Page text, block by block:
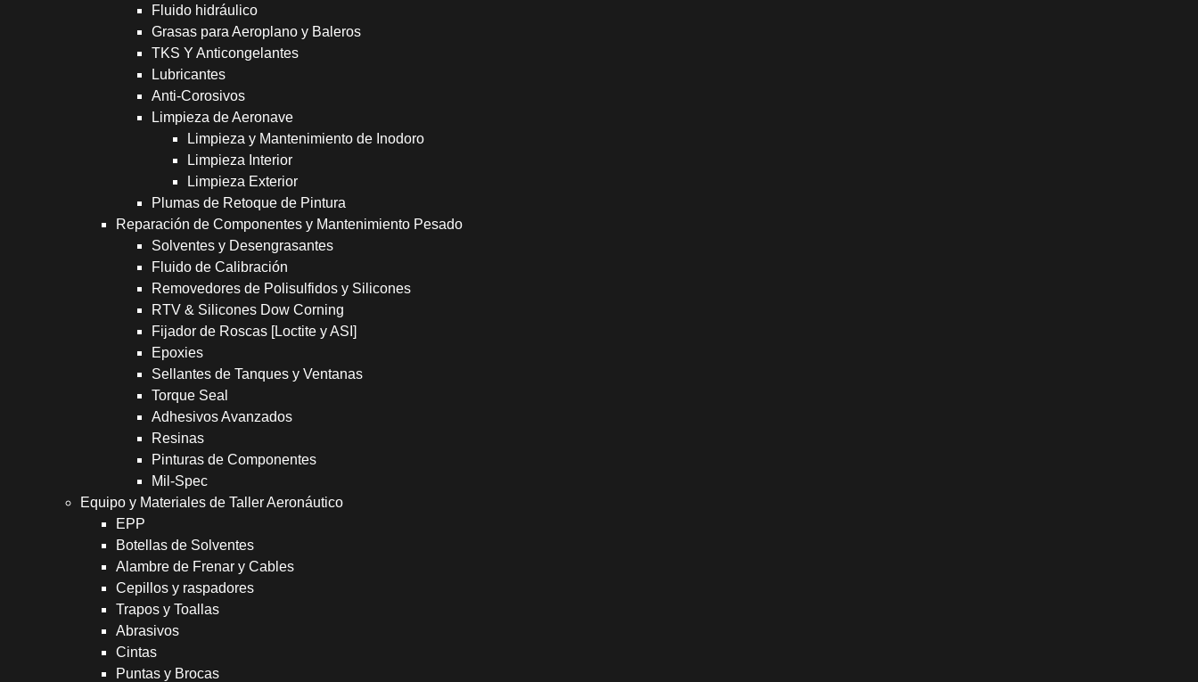
Fluido hidráulico
Grasas para Aeroplano y Baleros
TKS Y Anticongelantes
Lubricantes
Anti-Corosivos
Limpieza de Aeronave
Limpieza y Mantenimiento de Inodoro
Limpieza Interior
Limpieza Exterior
Plumas de Retoque de Pintura
Reparación de Componentes y Mantenimiento Pesado
Solventes y Desengrasantes
Fluido de Calibración
Removedores de Polisulfidos y Silicones
RTV & Silicones Dow Corning
Fijador de Roscas [Loctite y ASI]
Epoxies
Sellantes de Tanques y Ventanas
Torque Seal
Adhesivos Avanzados
Resinas
Pinturas de Componentes
Mil-Spec
Equipo y Materiales de Taller Aeronáutico
EPP
Botellas de Solventes
Alambre de Frenar y Cables
Cepillos y raspadores
Trapos y Toallas
Abrasivos
Cintas
Puntas y Brocas